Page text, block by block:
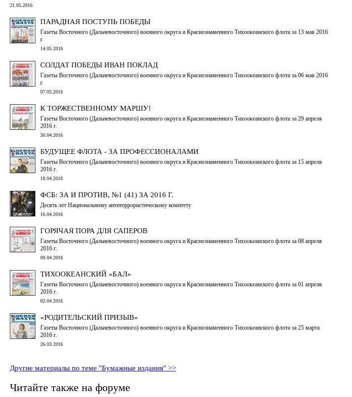
21.05.2016
ПАРАДНАЯ ПОСТУПЬ ПОБЕДЫ
Газеты Восточного (Дальневосточного) военного округа и Краснознаменного Тихоокеанского флота за 13 мая 2016
г.
14.05.2016
СОЛДАТ ПОБЕДЫ ИВАН ПОКЛАД
Газеты Восточного (Дальневосточного) военного округа и Краснознаменного Тихоокеанского флота за 06 мая 2016
г.
07.05.2016
К ТОРЖЕСТВЕННОМУ МАРШУ!
Газеты Восточного (Дальневосточного) военного округа и Краснознаменного Тихоокеанского флота за 29 апреля
2016 г.
30.04.2016
БУДУЩЕЕ ФЛОТА - ЗА ПРОФЕССИОНАЛАМИ
Газеты Восточного (Дальневосточного) военного округа и Краснознаменного Тихоокеанского флота за 15 апреля
2016 г.
18.04.2016
ФСБ: ЗА И ПРОТИВ, №1 (41) ЗА 2016 Г.
Десять лет Национальному антитеррористическому комитету
16.04.2016
ГОРЯЧАЯ ПОРА ДЛЯ САПЕРОВ
Газеты Восточного (Дальневосточного) военного округа и Краснознаменного Тихоокеанского флота за 08 апреля
2016 г.
09.04.2016
ТИХООКЕАНСКИЙ «БАЛ»
Газеты Восточного (Дальневосточного) военного округа и Краснознаменного Тихоокеанского флота за 01 апреля
2016 г.
02.04.2016
«РОДИТЕЛЬСКИЙ ПРИЗЫВ»
Газеты Восточного (Дальневосточного) военного округа и Краснознаменного Тихоокеанского флота за 25 марта
2016 г.
26.03.2016
Другие материалы по теме "Бумажные издания" >>
Читайте также на форуме